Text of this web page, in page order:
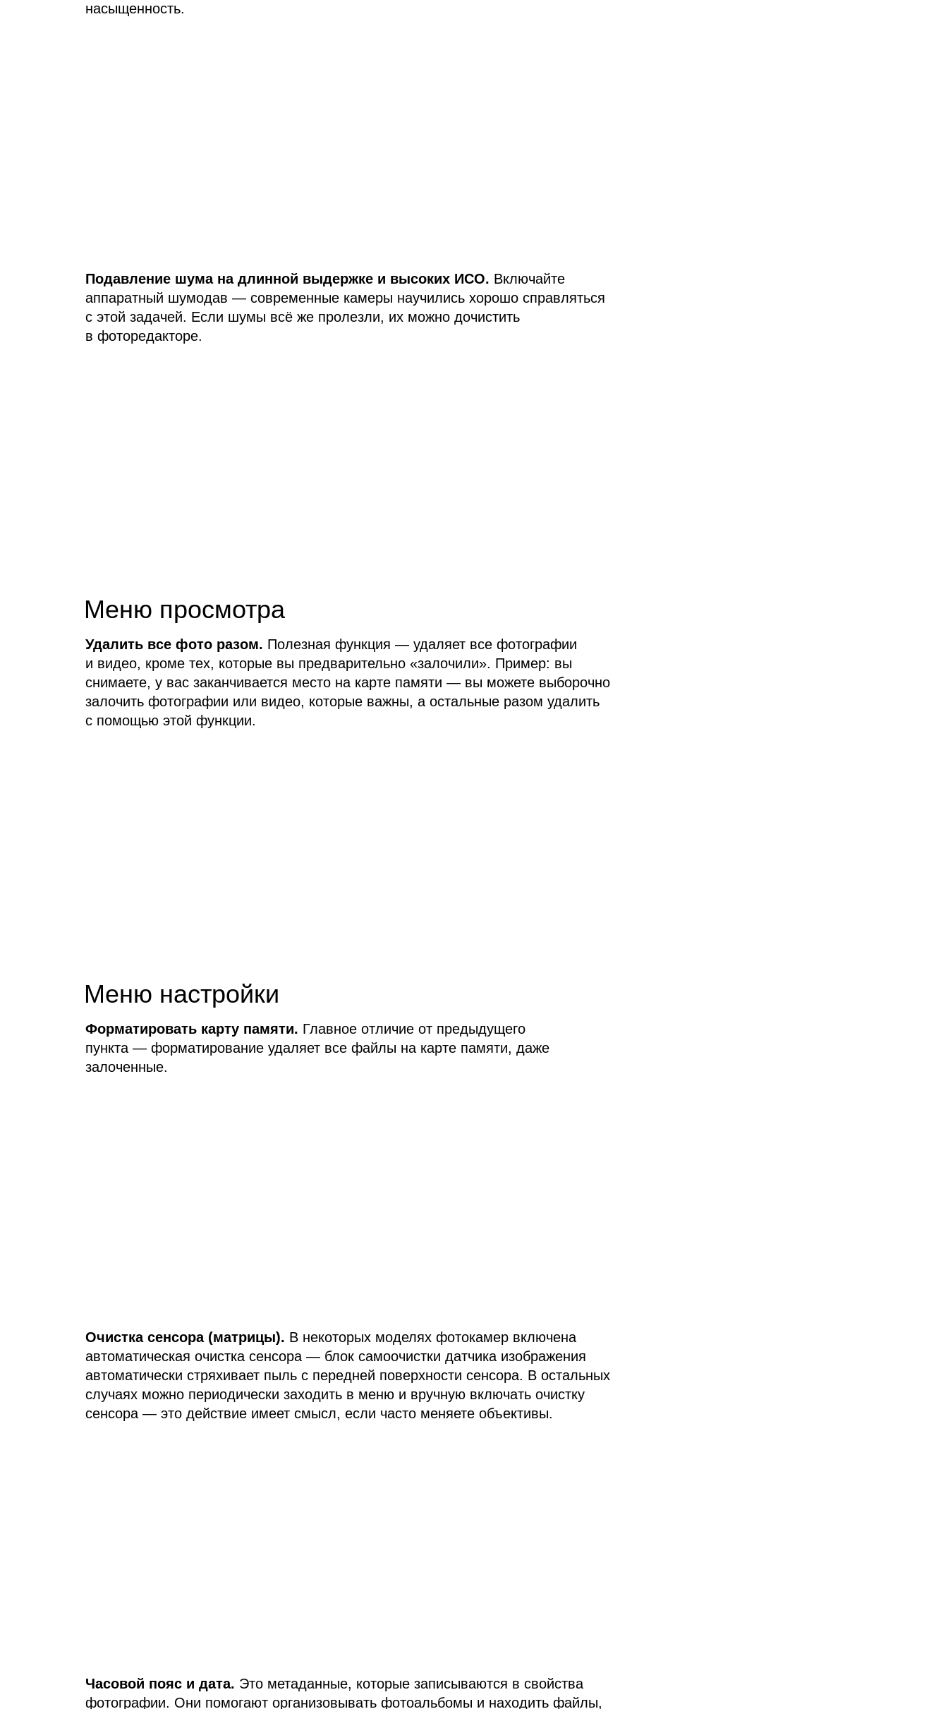
насыщенность.
Подавление шума на длинной выдержке и высоких ИСО. Включайте
аппаратный шумодав — современные камеры научились хорошо справляться
с этой задачей. Если шумы всё же пролезли, их можно дочистить
в фоторедакторе.
Меню просмотра
Удалить все фото разом. Полезная функция — удаляет все фотографии
и видео, кроме тех, которые вы предварительно «залочили». Пример: вы
снимаете, у вас заканчивается место на карте памяти — вы можете выборочно
залочить фотографии или видео, которые важны, а остальные разом удалить
с помощью этой функции.
Меню настройки
Форматировать карту памяти. Главное отличие от предыдущего
пункта — форматирование удаляет все файлы на карте памяти, даже
залоченные.
Очистка сенсора (матрицы). В некоторых моделях фотокамер включена
автоматическая очистка сенсора — блок самоочистки датчика изображения
автоматически стряхивает пыль с передней поверхности сенсора. В остальных
случаях можно периодически заходить в меню и вручную включать очистку
сенсора — это действие имеет смысл, если часто меняете объективы.
Часовой пояс и дата. Это метаданные, которые записываются в свойства
фотографии. Они помогают организовывать фотоальбомы и находить файлы,